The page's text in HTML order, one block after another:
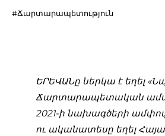
#Ճարտարապետություն
ԵՐԵՎԱՆը ներկա է եղել
Ճարտարապետական
2021-ի նախագծերի
ու ականատեսը եղել